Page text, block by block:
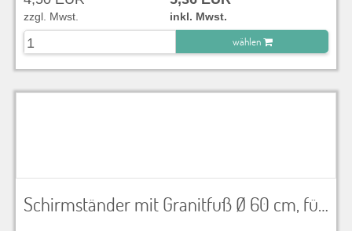
zzgl. Mwst.
inkl. Mwst.
wählen
zu Warenkorb hinzugefügt.
Schirmständer mit Granitfuß Ø 60 cm, für Stämme bis Ø 48 mm, grau, rollbar, geeignet für Sonnenschirm mit Doppelflaschenzug Sonnenschirme & Zelte